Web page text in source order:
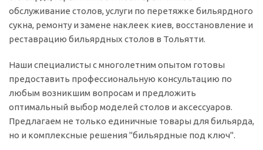
обслуживание столов, услуги по перетяжке бильярдного
сукна, ремонту и замене наклеек киев, восстановление и
реставрацию бильярдных столов в Тольятти.
Наши специалисты с многолетним опытом готовы
предоставить профессиональную консультацию по
любым возникшим вопросам и предложить
оптимальный выбор моделей столов и аксессуаров.
Предлагаем не только единичные товары для бильярда,
но и комплексные решения "бильярдные под ключ".